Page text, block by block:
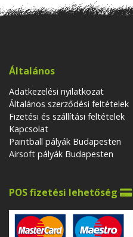
Általános
Adatkezelési nyilatkozat
Általános szerződési feltételek
Fizetési és szállítási feltételek
Kapcsolat
Paintball pályák Budapesten
Airsoft pályák Budapesten
POS fizetési lehetőség